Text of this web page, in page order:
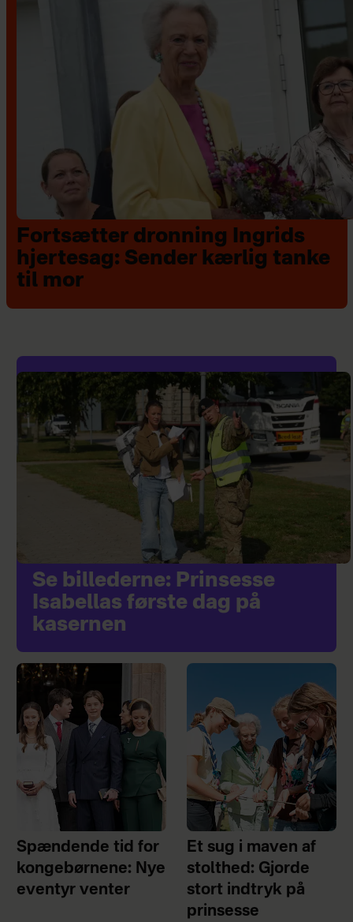
Fortsætter dronning Ingrids
hjertesag: Sender kærlig tanke
til mor
Se billederne: Prinsesse
Isabellas første dag på
kasernen
Spændende tid for
kongebørnene: Nye
eventyr venter
Et sug i maven af
stolthed: Gjorde
stort indtryk på
prinsesse